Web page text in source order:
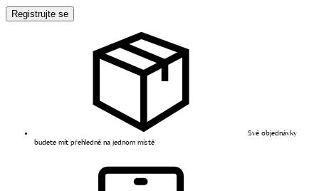
Registrujte se
Své objednávky
budete mít přehledně na jednom místě